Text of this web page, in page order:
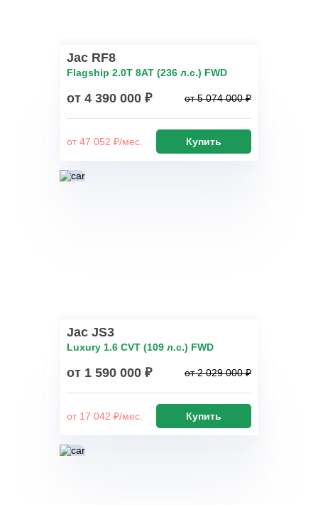
Jac RF8
Flagship 2.0T 8AT (236 л.с.) FWD
от 4 390 000 ₽ от 5 074 000 ₽
от 47 052 ₽/мес. Купить
Jac JS3
Luxury 1.6 CVT (109 л.с.) FWD
от 1 590 000 ₽ от 2 029 000 ₽
от 17 042 ₽/мес. Купить